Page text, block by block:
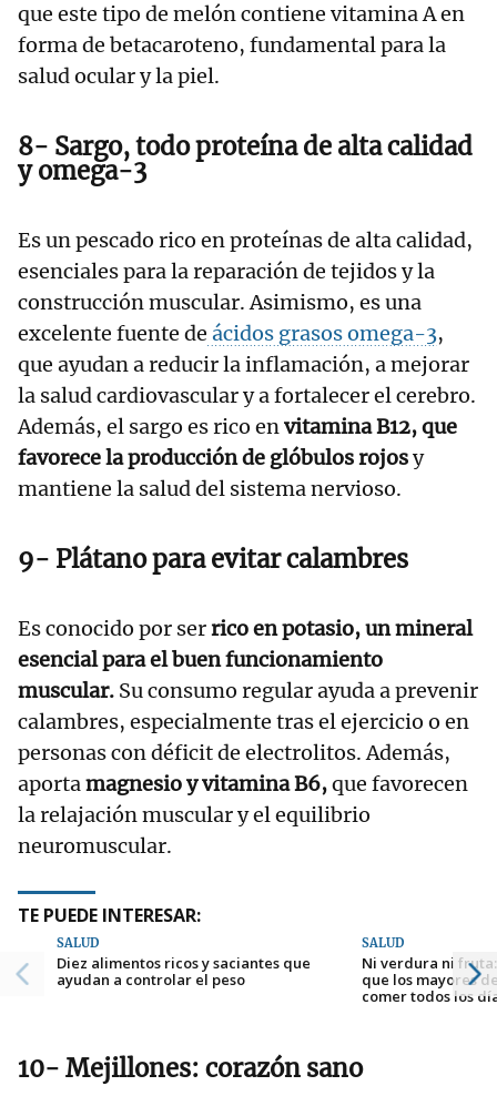
que este tipo de melón contiene vitamina A en
forma de betacaroteno, fundamental para la
salud ocular y la piel.
8- Sargo, todo proteína de alta calidad
y omega-3
Es un pescado rico en proteínas de alta calidad,
esenciales para la reparación de tejidos y la
construcción muscular. Asimismo, es una
excelente fuente de ácidos grasos omega-3,
que ayudan a reducir la inflamación, a mejorar
la salud cardiovascular y a fortalecer el cerebro.
Además, el sargo es rico envitamina B12, que
favorece la producción de glóbulos rojosy
mantiene la salud del sistema nervioso.
9- Plátano para evitar calambres
Es conocido por serrico en potasio, un mineral
esencial para el buen funcionamiento
muscular. Su consumo regular ayuda a prevenir
calambres, especialmente tras el ejercicio o en
personas con déficit de electrolitos. Además,
aportamagnesio y vitamina B6,que favorecen
la relajación muscular y el equilibrio
neuromuscular.
TE PUEDE INTERESAR:
SALUD
Diez alimentos ricos y saciantes que
ayudan a controlar el peso
SALUD
Ni verdura ni
que los mayores
comer todos los
10- Mejillones: corazón sano